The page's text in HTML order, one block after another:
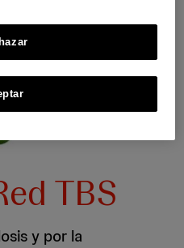
TBS
y por la